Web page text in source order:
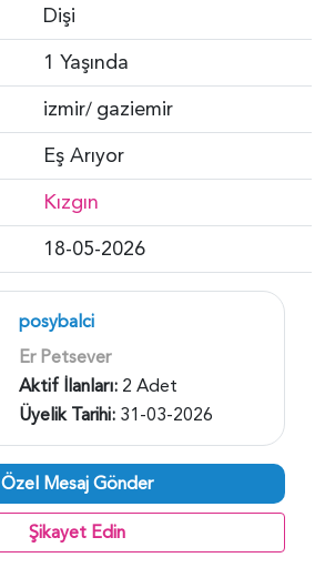
Dişi
1 Yaşında
izmir/ gaziemir
Eş Arıyor
Kızgın
18-05-2026
posybalci
Er Petsever
Aktif İlanları: 2 Adet
Üyelik Tarihi: 31-03-2026
Özel Mesaj Gönder
Şikayet Edin